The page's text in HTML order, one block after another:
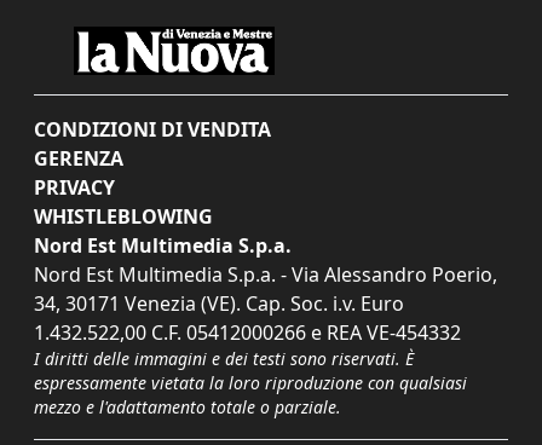
CONDIZIONI DI VENDITA
GERENZA
PRIVACY
WHISTLEBLOWING
Nord Est Multimedia S.p.a.
Nord Est Multimedia S.p.a. - Via Alessandro Poerio,
34, 30171 Venezia (VE). Cap. Soc. i.v. Euro
1.432.522,00 C.F. 05412000266 e REA VE-454332
I diritti delle immagini e dei testi sono riservati. È
espressamente vietata la loro riproduzione con qualsiasi
mezzo e l'adattamento totale o parziale.